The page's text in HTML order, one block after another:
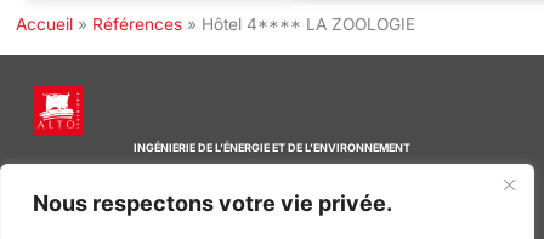
Nous respectons votre vie privée.
Accueil » Références » Hôtel 4**** LA ZOOLOGIE
INGÉNIERIE DE L’ÉNERGIE ET DE L’ENVIRONNEMENT